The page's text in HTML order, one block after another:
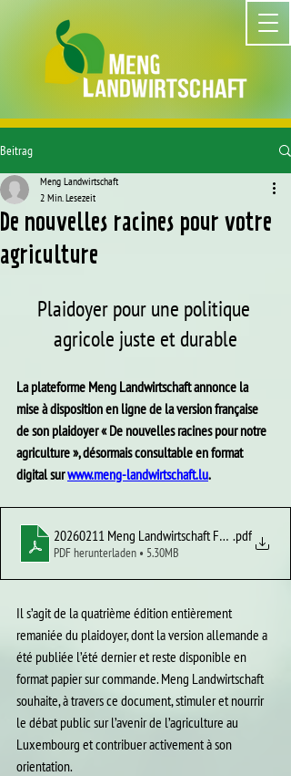
Beitrag
De nouvelles racines pour votre
agriculture
Meng Landwirtschaft
2 Min. Lesezeit
Plaidoyer pour une politique
agricole juste et durable
La plateforme Meng Landwirtschaft annonce la
mise à disposition en ligne de la version française
de son plaidoyer « De nouvelles racines pour notre
agriculture », désormais consultable en format
digital sur www.meng-landwirtschaft.lu.
20260211 Meng Landwirtschaft FR CMYK - 72 DPI
.pdf
PDF herunterladen • 5.30MB
Il s’agit de la quatrième édition entièrement
remaniée du plaidoyer, dont la version allemande a
été publiée l’été dernier et reste disponible en
format papier sur commande. Meng Landwirtschaft
souhaite, à travers ce document, stimuler et nourrir
le débat public sur l’avenir de l’agriculture au
Luxembourg et contribuer activement à son
orientation.